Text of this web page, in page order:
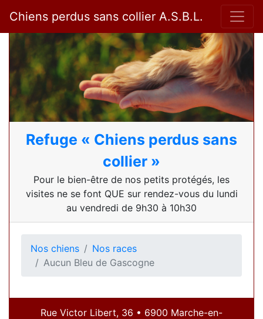
Chiens perdus sans collier A.S.B.L.
Refuge « Chiens perdus sans
collier »
Pour le bien-être de nos petits protégés, les
visites ne se font QUE sur rendez-vous du lundi
au vendredi de 9h30 à 10h30
Nos chiens
Nos races
Aucun Bleu de Gascogne
Rue Victor Libert, 36 • 6900 Marche-en-